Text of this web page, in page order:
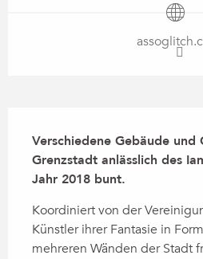
Verschiedene Gebäude
Grenzstadt anlässlich des
Jahr 2018 bunt.
Koordiniert von der
Künstler ihrer Fantasie in
mehreren Wänden der Stadt